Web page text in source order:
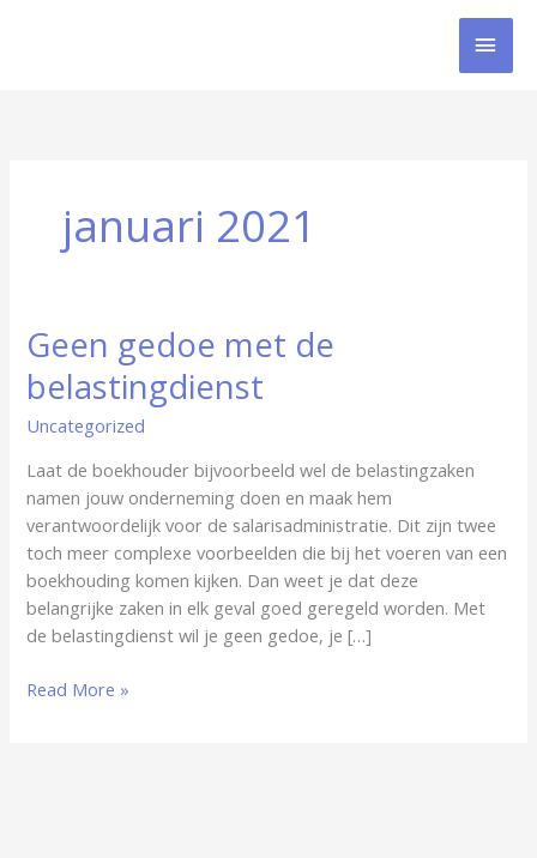
januari 2021
Geen gedoe met de
belastingdienst
Uncategorized
Laat de boekhouder bijvoorbeeld wel de belastingzaken
namen jouw onderneming doen en maak hem
verantwoordelijk voor de salarisadministratie. Dit zijn twee
toch meer complexe voorbeelden die bij het voeren van een
boekhouding komen kijken. Dan weet je dat deze
belangrijke zaken in elk geval goed geregeld worden. Met
de belastingdienst wil je geen gedoe, je […]
Geen
gedoe
met
de
belastingdienst
Read More »